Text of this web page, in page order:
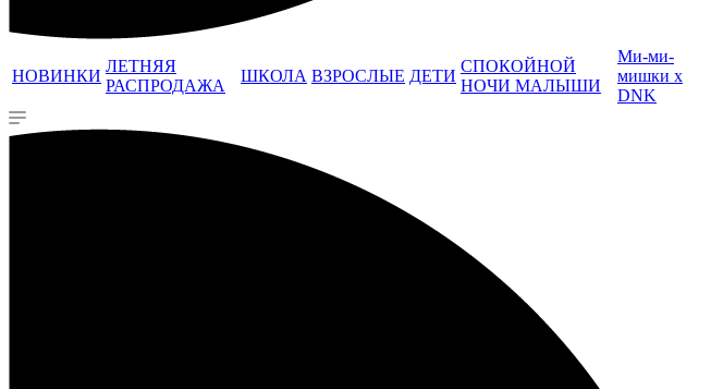
НОВИНКИ
ЛЕТНЯЯ
РАСПРОДАЖА
ШКОЛА ВЗРОСЛЫЕ ДЕТИ
СПОКОЙНОЙ
НОЧИ МАЛЫШИ
Ми-ми-
мишки x
DNK